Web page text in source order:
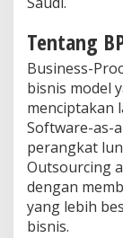
Tentang
Business-
bisnis model
menciptakan
Software-as-
perangkat
Outsourcing
dengan
yang lebih
bisnis.